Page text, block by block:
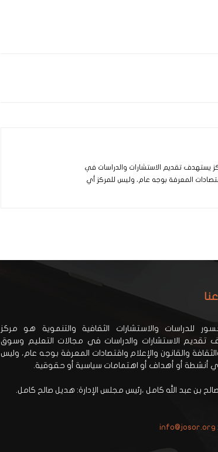
يستهدف تقديم الاستشارات والدراسات في
المعرفة بوجه عام، وليس للمركز أي
للدراسات والاستشارات الثقافية والتنموية هو مركز
تقديم الاستشارات والدراسات في مجالات التعليم وسوق
والقانون والإعلام واقتصادات المعرفة بوجه عام، وليس
أنشطة أو أهداف أو اهتمامات سياسية أو حقوقية.
بن عبد الله كامل ،رئيس مجلس الإدارة: هديل صالح كامل.
info@josor.org